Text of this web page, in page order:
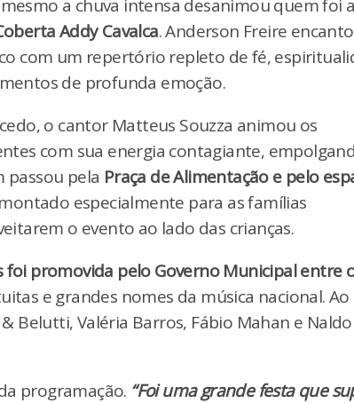
a chuva intensa desanimou quem foi
Addy Cavalca. Anderson Freire
com um repertório repleto de fé,
de profunda emoção.
o cantor Matteus Souzza animou os
com sua energia contagiante,
passou pela Praça de Alimentação e pelo
especialmente para as famílias
o evento ao lado das crianças.
foi promovida pelo Governo Municipal entre
e grandes nomes da música nacional. Ao
Belutti, Valéria Barros, Fábio Mahan e Naldo
programação. “Foi uma grande festa que